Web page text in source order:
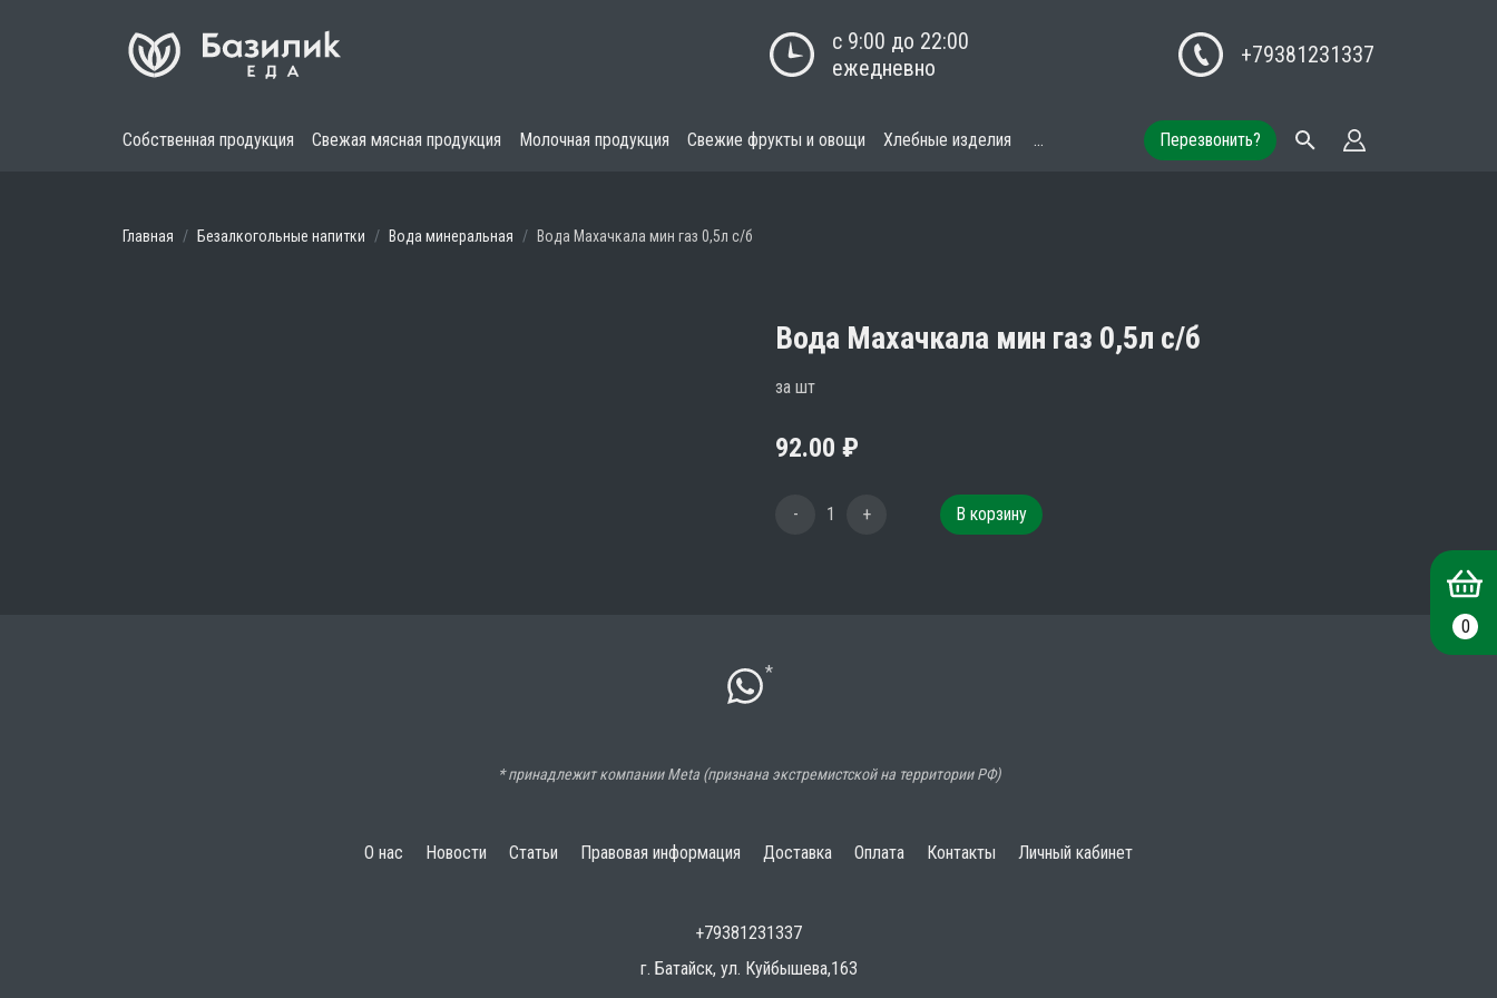
с 9:00 до 22:00
ежедневно
+79381231337
Собственная продукция Свежая мясная продукция Молочная продукция Свежие фрукты и овощи Хлебные изделия ... Перезвонить?
Главная Безалкогольные напитки Вода минеральная Вода Махачкала мин газ 0,5л с/б
Вода Махачкала мин газ 0,5л с/б
за шт
92.00 ₽
- 1 + В корзину
*
* принадлежит компании Meta (признана экстремистской на территории РФ)
О нас Новости Статьи Правовая информация Доставка Оплата Контакты Личный кабинет
+79381231337
г. Батайск, ул. Куйбышева,163
0